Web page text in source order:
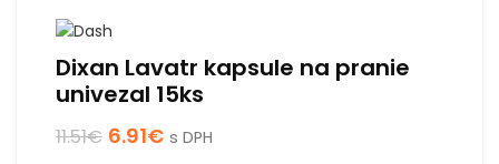
Dixan Lavatr kapsule na pranie
univezal 15ks
11.51€ 6.91€ s DPH